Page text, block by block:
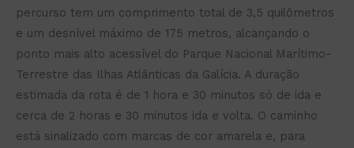
percurso tem um comprimento total de 3,5 quilômetros
e um desnível máximo de 175 metros, alcançando o
ponto mais alto acessível do Parque Nacional Marítimo-
Terrestre das Ilhas Atlânticas da Galícia. A duração
estimada da rota é de 1 hora e 30 minutos só de ida e
cerca de 2 horas e 30 minutos ida e volta. O caminho
está sinalizado com marcas de cor amarela e, para